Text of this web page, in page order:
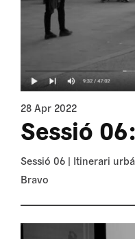
28 Apr 2022
Sessió
Sessió 06 | Itinerari
Bravo